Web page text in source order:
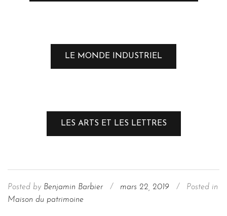
LE MONDE INDUSTRIEL
LES ARTS ET LES LETTRES
Posted by Benjamin Barbier / mars 22, 2019 /
Posted in
Maison du patrimoine